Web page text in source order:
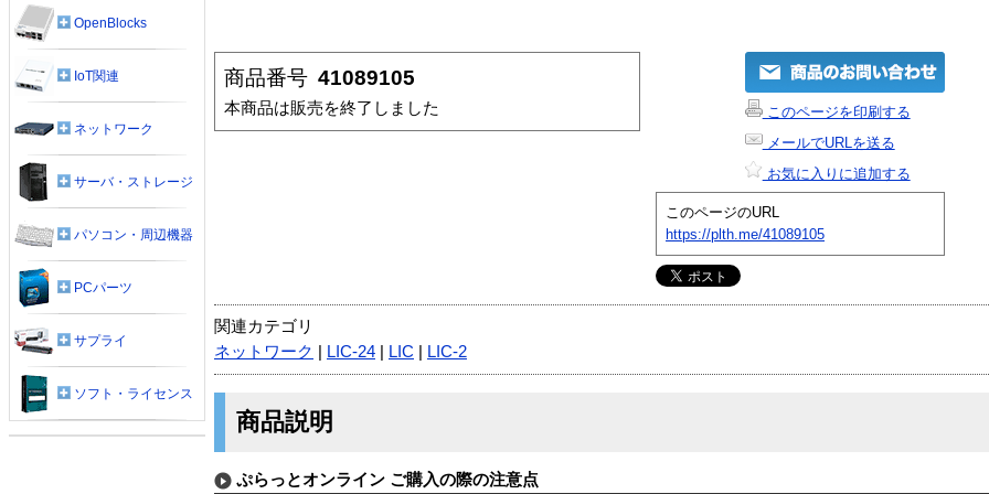
商品番号 41089105
本商品は販売を終了しました
このページを印刷する
メールでURLを送る
お気に入りに追加する
このページのURL
https://plth.me/41089105
関連カテゴリ
ネットワーク
LIC-24 LIC LIC-2
商品説明
ぷらっとオンライン ご購入の際の注意点
OpenBlocks
IoT関連
ネットワーク
サーバ・ストレージ
パソコン・周辺機器
PCパーツ
サプライ
ソフト・ライセンス